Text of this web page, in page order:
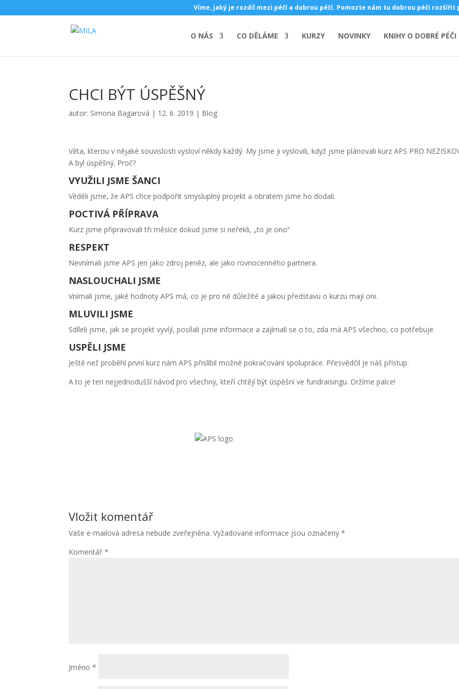
Víme, jaký je rozdíl mezi péčí a dobrou péčí. Pomozte nám tu dobrou péči rozšířit
O NÁS CO DĚLÁME KURZY NOVINKY KNIHY O DOBRÉ PÉČI
CHCI BÝT ÚSPĚŠNÝ
autor: Simona Bagarová | 12. 6. 2019 | Blog
Věta, kterou v nějaké souvislosti vysloví někdy každý. My jsme ji vyslovili, když jsme plánovali kurz APS PRO
A byl úspěšný. Proč?
VYUŽILI JSME ŠANCI
Věděli jsme, že APS chce podpořit smysluplný projekt a obratem jsme ho dodali.
POCTIVÁ PŘÍPRAVA
Kurz jsme připravovali tři měsíce dokud jsme si neřekli, „to je ono“
RESPEKT
Nevnímali jsme APS jen jako zdroj peněz, ale jako rovnocenného partnera.
NASLOUCHALI JSME
Vnímali jsme, jaké hodnoty APS má, co je pro ně důležité a jakou představu o kurzu mají oni.
MLUVILI JSME
Sdíleli jsme, jak se projekt vyvíjí, posílali jsme informace a zajímali se o to, zda má APS všechno, co potřebuje.
USPĚLI JSME
Ještě než proběhl první kurz nám APS přislíbil možné pokračování spolupráce. Přesvědčil je náš přístup.
A to je ten nejjednodušší návod pro všechny, kteří chtějí být úspěšní ve fundraisingu. Držíme palce!
Vložit komentář
Vaše e-mailová adresa nebude zveřejněna. Vyžadované informace jsou označeny*
Komentář*
Jméno*